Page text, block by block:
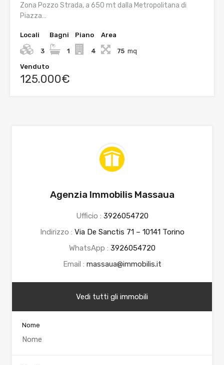
Zona Pozzo Strada, a 650 mt dalla Metropolitana di
Piazza…
Locali
3
Bagni
1
Piano
4
Area
75 mq
Venduto
125.000€
Agenzia Immobilis Massaua
Ufficio : 3926054720
Indirizzo : Via De Sanctis 71 – 10141 Torino
WhatsApp : 3926054720
Email : massaua@immobilis.it
Vedi tutti gli immobili
Nome